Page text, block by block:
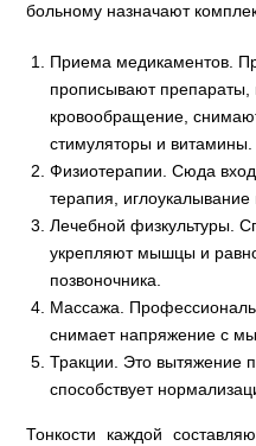
больному назначают
Приема медикаментов.
прописывают препараты,
кровообращение,
стимуляторы и витамины.
Физиотерапии. Сюда
терапия, иглоукалывание
Лечебной физкультуры.
укрепляют мышцы и
позвоночника.
Массажа.
снимает напряжение с
Тракции. Это вытяжение
способствует
Тонкости каждой